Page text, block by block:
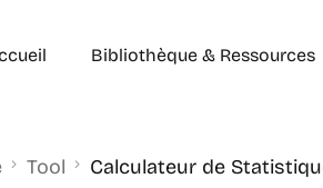
Bibliothèque & Ressources
Exercices Corrigés
Tool Calculateur de